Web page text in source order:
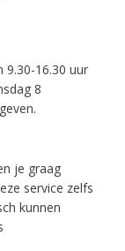
9.30-16.30 uur
8
je graag
service zelfs
kunnen